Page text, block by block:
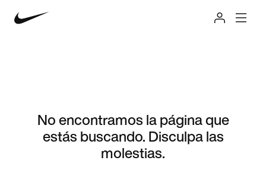
No encontramos la página que
estás buscando. Disculpa las
molestias.